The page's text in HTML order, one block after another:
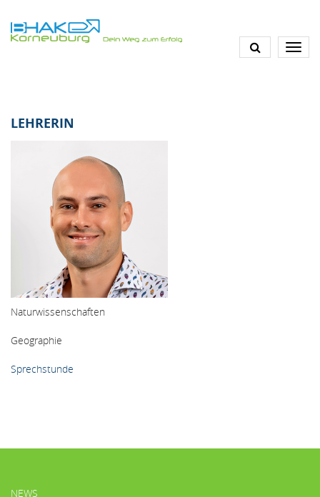
zum
Inhalt
LEHRERIN
Naturwissenschaften
Geographie
Sprechstunde
HAUPTMENÜ
NEWS